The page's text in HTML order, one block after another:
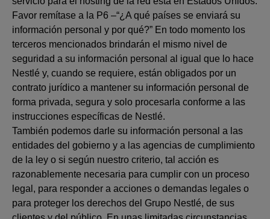
Favor remítase a la P6 –“¿A qué países se enviará su
información personal y por qué?” En todo momento los
terceros mencionados brindarán el mismo nivel de
seguridad a su información personal al igual que lo hace
Nestlé y, cuando se requiere, están obligados por un
contrato jurídico a mantener su información personal de
forma privada, segura y solo procesarla conforme a las
instrucciones específicas de Nestlé.
También podemos darle su información personal a las
entidades del gobierno y a las agencias de cumplimiento
de la ley o si según nuestro criterio, tal acción es
razonablemente necesaria para cumplir con un proceso
legal, para responder a acciones o demandas legales o
para proteger los derechos del Grupo Nestlé, de sus